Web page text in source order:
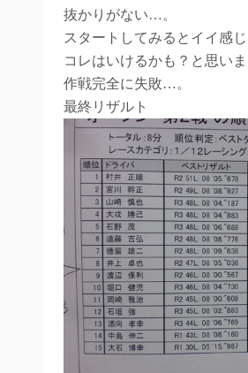
抜かりがない…。
スタートしてみるとイイ感
コレはいけるかも？と思い
作戦完全に失敗…。
最終リザルト